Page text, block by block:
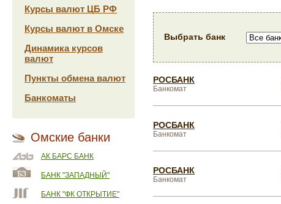
Курсы валют ЦБ РФ
Курсы валют в Омске
Динамика курсов
валют
Пункты обмена валют
Банкоматы
Омские банки
АК БАРС БАНК
БАНК "ЗАПАДНЫЙ"
БАНК "ФК ОТКРЫТИЕ"
Выбрать банк
РОСБАНК
Банкомат
РОСБАНК
Банкомат
РОСБАНК
Банкомат